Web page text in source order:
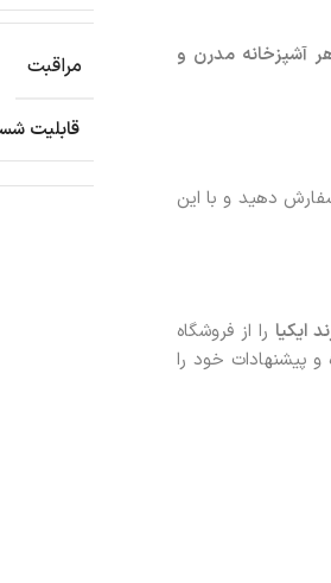
آشپزخانه مدرن و
دهید و با این
ایکیا را از فروشگاه
و پیشنهادات خود را
مراقبت
قابلیت